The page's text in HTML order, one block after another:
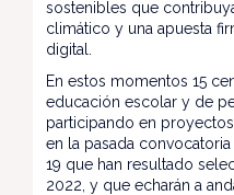
sostenibles que
climático y una apuesta
digital.
En estos momentos 15
educación escolar y de
participando en
en la pasada
19 que han resultado
2022, y que echarán a